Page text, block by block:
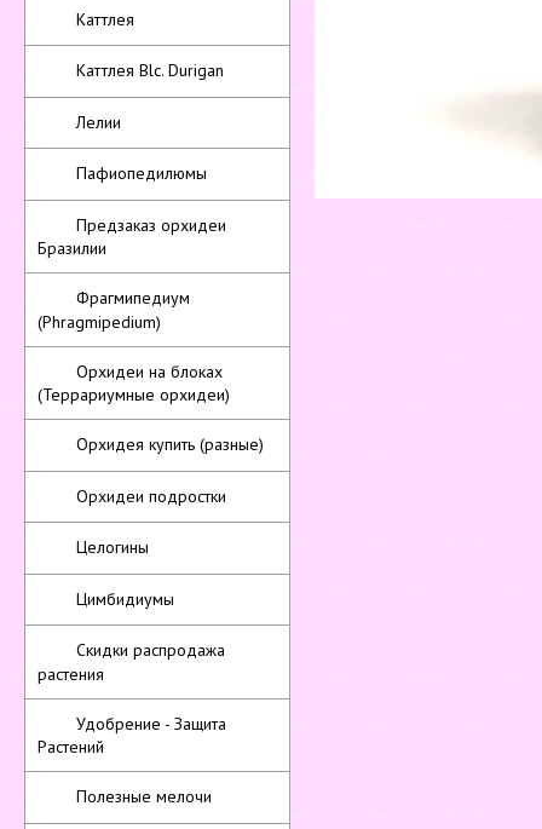
Каттлея
Каттлея Blc. Durigan
Лелии
Пафиопедилюмы
Предзаказ орхидеи
Бразилии
Фрагмипедиум
(Phragmipedium)
Орхидеи на блоках
(Террариумные орхидеи)
Орхидея купить (разные)
Орхидеи подростки
Целогины
Цимбидиумы
Скидки распродажа
растения
Удобрение - Защита
Растений
Полезные мелочи